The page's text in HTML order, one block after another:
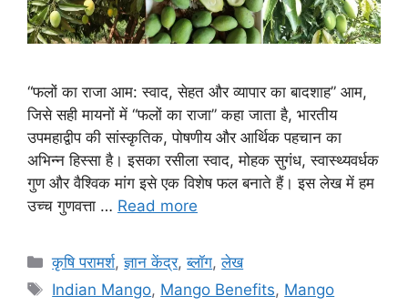
“फलों का राजा आम: स्वाद, सेहत और व्यापार का बादशाह” आम,
जिसे सही मायनों में “फलों का राजा” कहा जाता है, भारतीय
उपमहाद्वीप की सांस्कृतिक, पोषणीय और आर्थिक पहचान का
अभिन्न हिस्सा है। इसका रसीला स्वाद, मोहक सुगंध, स्वास्थ्यवर्धक
गुण और वैश्विक मांग इसे एक विशेष फल बनाते हैं। इस लेख में हम
उच्च गुणवत्ता … Read more
कृषि परामर्श,ज्ञान केंद्र,ब्लॉग,लेख
Indian Mango, Mango Benefits, Mango